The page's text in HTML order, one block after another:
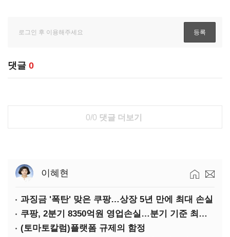
댓글 0
0/0 댓글 더보기
이혜현
과징금 '폭탄' 맞은 쿠팡…상장 5년 만에 최대 손실
쿠팡, 2분기 8350억원 영업손실…분기 기준 최대 적자
(토마토칼럼)플랫폼 규제의 함정